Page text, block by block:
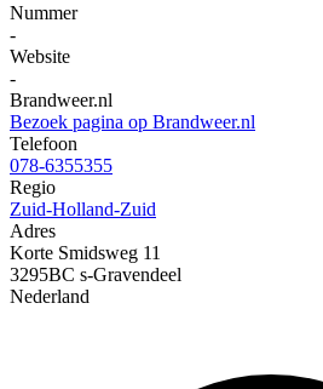
Nummer
-
Website
-
Brandweer.nl
Bezoek pagina op Brandweer.nl
Telefoon
078-6355355
Regio
Zuid-Holland-Zuid
Adres
Korte Smidsweg 11
3295BC s-Gravendeel
Nederland